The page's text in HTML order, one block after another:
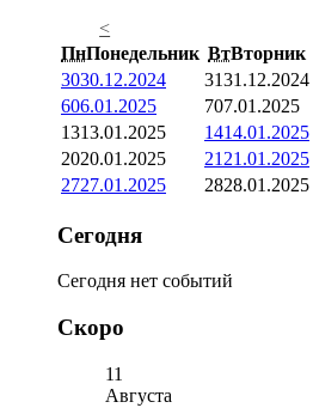
<
ПнПонедельник ВтВторник
3030.12.2024 3131.12.2024
606.01.2025 707.01.2025
1313.01.2025 1414.01.2025
2020.01.2025 21 21.01.2025
2727.01.2025 2828.01.2025
Сегодня
Сегодня нет событий
Скоро
11
Августа